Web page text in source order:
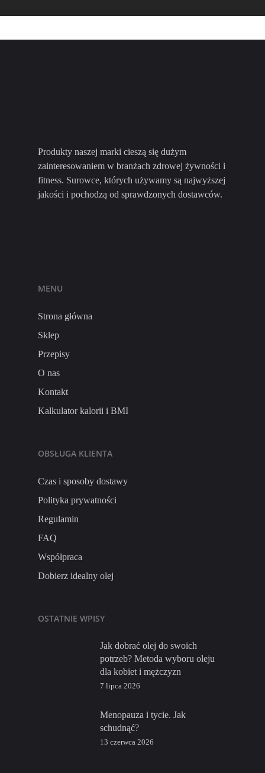
Produkty naszej marki cieszą się dużym
zainteresowaniem w branżach zdrowej żywności i
fitness. Surowce, których używamy są najwyższej
jakości i pochodzą od sprawdzonych dostawców.
MENU
Strona główna
Sklep
Przepisy
O nas
Kontakt
Kalkulator kalorii i BMI
OBSŁUGA KLIENTA
Czas i sposoby dostawy
Polityka prywatności
Regulamin
FAQ
Współpraca
Dobierz idealny olej
OSTATNIE WPISY
Jak dobrać olej do swoich
potrzeb? Metoda wyboru oleju
dla kobiet i mężczyzn
7 lipca 2026
Menopauza i tycie. Jak
schudnąć?
13 czerwca 2026